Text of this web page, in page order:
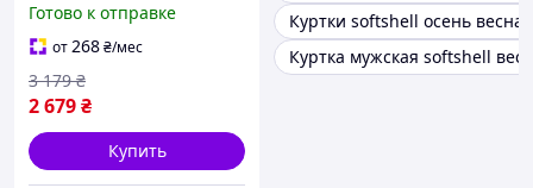
черная ветровка
софтшелл демисезонная
Готово к отправке
от268₴/мес
2 679₴
3 179 ₴
Купить
Куртки softshell осень весна
Куртка мужская softshell